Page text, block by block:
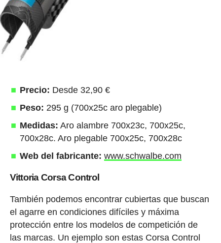
Precio: Desde 32,90 €
Peso: 295 g (700x25c aro plegable)
Medidas: Aro alambre 700x23c, 700x25c,
700x28c. Aro plegable 700x25c, 700x28c
Web del fabricante: www.schwalbe.com
Vittoria Corsa Control
También podemos encontrar cubiertas que buscan
el agarre en condiciones difíciles y máxima
protección entre los modelos de competición de
las marcas. Un ejemplo son estas Corsa Control